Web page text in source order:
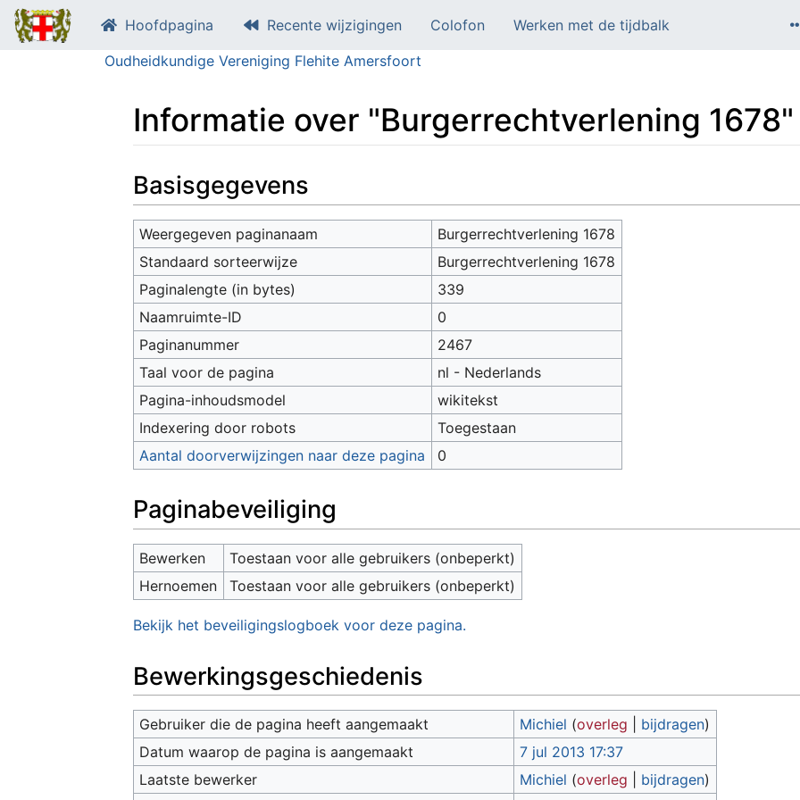
Hoofdpagina Recente wijzigingen Colofon
Werken met de tijdbalk
Oudheidkundige Vereniging Flehite Amersfoort
Informatie over "Burgerrechtverlening 1678"
Basisgegevens
Weergegeven paginanaam
Burgerrechtverlening 1678
Standaard sorteerwijze
Burgerrechtverlening 1678
Paginalengte (in bytes)
339
Naamruimte-ID
0
Paginanummer
2467
Taal voor de pagina
nl - Nederlands
Pagina-inhoudsmodel
wikitekst
Indexering door robots
Toegestaan
Aantal doorverwijzingen naar deze pagina
0
Paginabeveiliging
Bewerken
Toestaan voor alle gebruikers (onbeperkt)
Hernoemen
Toestaan voor alle gebruikers (onbeperkt)
Bekijk het beveiligingslogboek voor deze pagina.
Bewerkingsgeschiedenis
Gebruiker die de pagina heeft aangemaakt Michiel (overleg bijdragen)
Datum waarop de pagina is aangemaakt
7 jul 2013 17:37
Laatste bewerker
Michiel (overleg bijdragen)